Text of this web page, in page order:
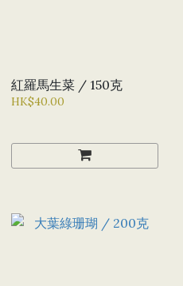
紅羅馬生菜 / 150克
HK$40.00